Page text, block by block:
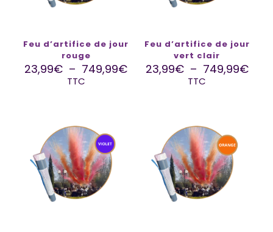
Feu d’artifice de jour
rouge
23,99€ – 749,99€
TTC
Feu d’artifice de jour
vert clair
23,99€ – 749,99€
TTC